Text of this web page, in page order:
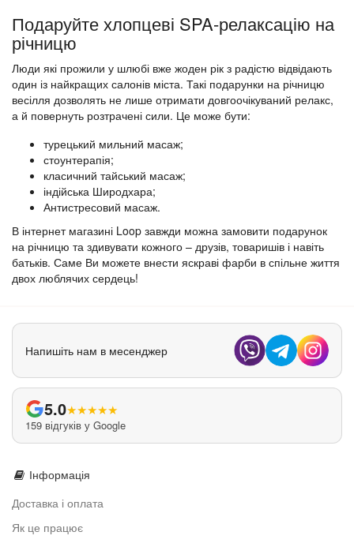
Подаруйте хлопцеві SPA-релаксацію на
річницю
Люди які прожили у шлюбі вже жоден рік з радістю відвідають
один із найкращих салонів міста. Такі подарунки на річницю
весілля дозволять не лише отримати довгоочікуваний релакс,
а й повернуть розтрачені сили. Це може бути:
турецький мильний масаж;
стоунтерапія;
класичний тайський масаж;
індійська Широдхара;
Антистресовий масаж.
В інтернет магазині Loop завжди можна замовити подарунок
на річницю та здивувати кожного – друзів, товаришів і навіть
батьків. Саме Ви можете внести яскраві фарби в спільне життя
двох люблячих сердець!
Напишіть нам в месенджер
5.0★★★★★
159 відгуків у Google
Інформація
Доставка і оплата
Як це працює